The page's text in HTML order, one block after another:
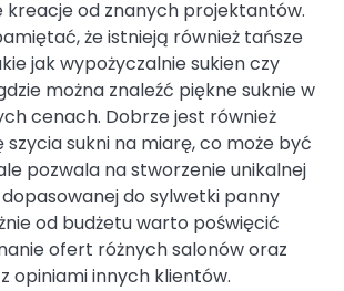
kreacje od znanych projektantów.
że istnieją również tańsze
jak wypożyczalnie sukien czy
można znaleźć piękne suknie w
cenach. Dobrze jest również
sukni na miarę, co może być
pozwala na stworzenie unikalnej
do sylwetki panny
od budżetu warto poświęcić
ofert różnych salonów oraz
opiniami innych klientów.